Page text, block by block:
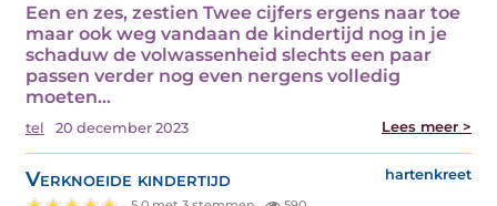
Een en zes, zestien Twee cijfers ergens naar toe
maar ook weg vandaan de kindertijd nog in je
schaduw de volwassenheid slechts een paar
passen verder nog even nergens volledig
moeten…
tel 20 december 2023 Lees meer >
Verknoeide kindertijd hartenkreet